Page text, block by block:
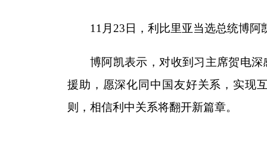
11月23日，利比里亚当选总统博
博阿凯表示，对收到习主席贺电
援助，愿深化同中国友好关系，实现
则，相信利中关系将翻开新篇章。